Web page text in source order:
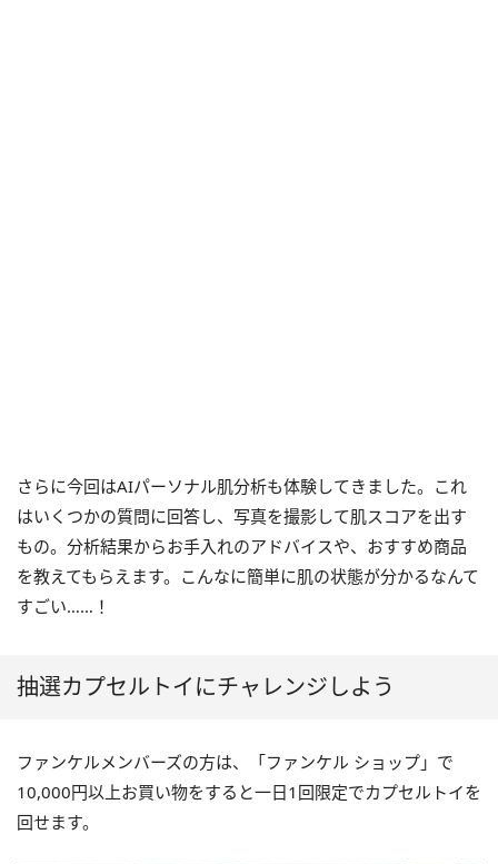
さらに今回はAIパーソナル肌分析も体験してきました。これ
はいくつかの質問に回答し、写真を撮影して肌スコアを出す
もの。分析結果からお手入れのアドバイスや、おすすめ商品
を教えてもらえます。こんなに簡単に肌の状態が分かるなんて
すごい……！
抽選カプセルトイにチャレンジしよう
ファンケルメンバーズの方は、「ファンケル ショップ」で
10,000円以上お買い物をすると一日1回限定でカプセルトイを
回せます。